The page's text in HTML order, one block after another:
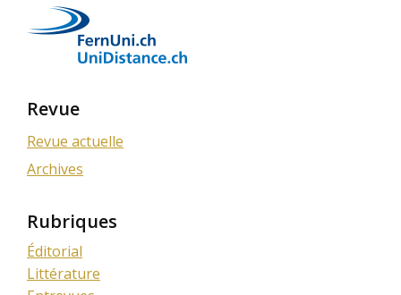
Revue
Revue actuelle
Archives
Rubriques
Éditorial
Littérature